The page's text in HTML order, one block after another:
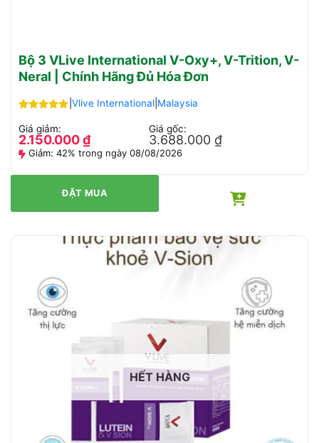
Bộ 3 VLive International V-Oxy+, V-Trition, V-
Neral | Chính Hãng Đủ Hóa Đơn
hạng5.00
5 sao
Vlive International| Malaysia
Giá giảm:
2.150.000₫
Giá gốc:
3.688.000 ₫
Giảm: 42% trong ngày 08/08/2026
ĐẶT MUA
HẾT HÀNG